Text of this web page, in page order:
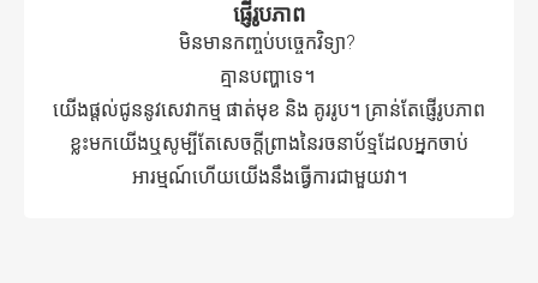
ផ្ញើរូបភាព
មិនមានកញ្ចប់បច្ចេកវិទ្យា?
គ្មានបញ្ហាទេ។
យើងផ្តល់ជូននូវសេវាកម្ម ផាត់មុខ និង គូររូប។ គ្រាន់​តែ​ផ្ញើ​រូប​ភាព​
ខ្លះ​មក​យើង​ឬ​សូម្បី​តែ​សេចក្តី​ព្រាង​នៃ​រចនាប័ទ្ម​ដែល​អ្នក​ចាប់​
អារម្មណ៍​ហើយ​យើង​នឹង​ធ្វើ​ការ​ជាមួយ​វា​។